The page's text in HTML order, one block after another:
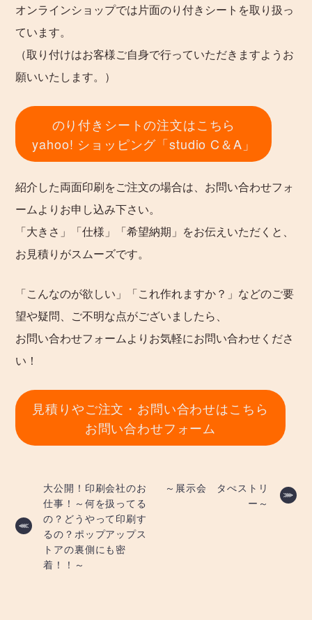
オンラインショップでは片面のり付きシートを取り扱っ
ています。
（取り付けはお客様ご自身で行っていただきますようお
願いいたします。）
のり付きシートの注文はこちら
yahoo! ショッピング「studio C＆A」
紹介した両面印刷をご注文の場合は、お問い合わせフォ
ームよりお申し込み下さい。
「大きさ」「仕様」「希望納期」をお伝えいただくと、
お見積りがスムーズです。
「こんなのが欲しい」「これ作れますか？」などのご要
望や疑問、ご不明な点がございましたら、
お問い合わせフォームよりお気軽にお問い合わせくださ
い！
見積りやご注文・お問い合わせはこちら
お問い合わせフォーム
稿
大公開！印刷会社のお
仕事！～何を扱ってる
の？どうやって印刷す
るの？ポップアップス
トアの裏側にも密
着！！～
～展示会 タぺストリ
ー～